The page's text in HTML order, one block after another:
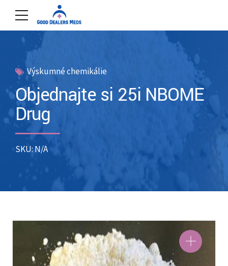
Výskumné chemikálie
Objednajte si 25i NBOME
Drug
SKU: N/A